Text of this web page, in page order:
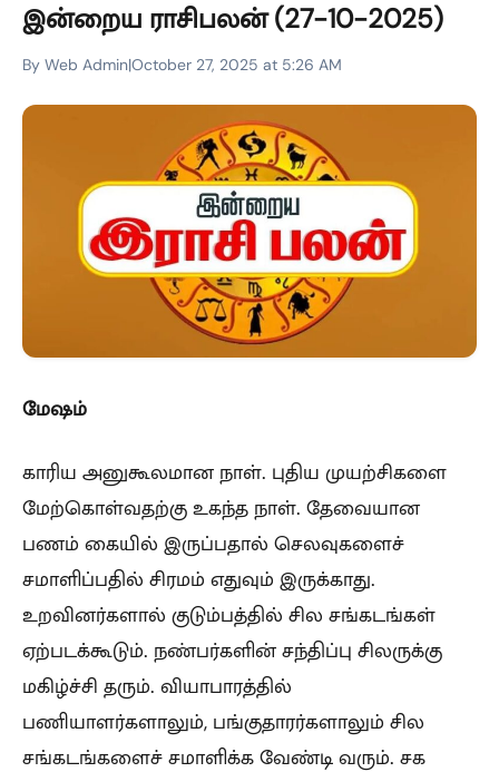
இன்றைய ராசிபலன் (27-10-2025)
By Web Admin|October 27, 2025 at 5:26 AM
மேஷம்
காரிய அனுகூலமான நாள். புதிய முயற்சிகளை
மேற்கொள்வதற்கு உகந்த நாள். தேவையான
பணம் கையில் இருப்பதால் செலவுகளைச்
சமாளிப்பதில் சிரமம் எதுவும் இருக்காது.
உறவினர்களால் குடும்பத்தில் சில சங்கடங்கள்
ஏற்படக்கூடும். நண்பர்களின் சந்திப்பு சிலருக்கு
மகிழ்ச்சி தரும். வியாபாரத்தில்
பணியாளர்களாலும், பங்குதாரர்களாலும் சில
சங்கடங்களைச் சமாளிக்க வேண்டி வரும். சக